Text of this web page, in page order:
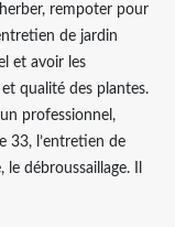
rempoter pour
de jardin
et avoir les
qualité des plantes.
professionnel,
33, l’entretien de
débroussaillage. Il